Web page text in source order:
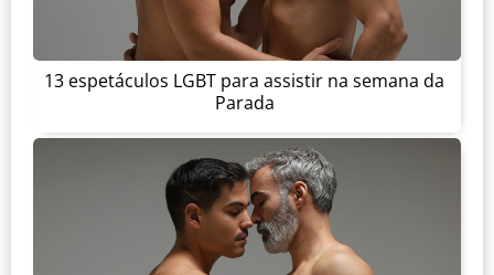
13 espetáculos LGBT para assistir na semana da
Parada